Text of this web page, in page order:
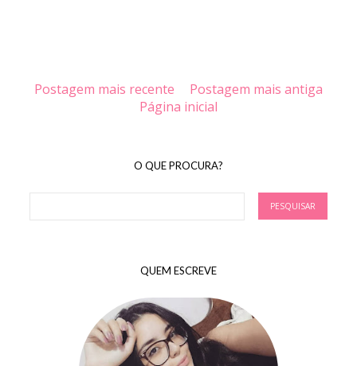
Postagem mais recente
Postagem mais antiga
Página inicial
O QUE PROCURA?
QUEM ESCREVE